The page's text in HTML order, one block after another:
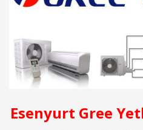
Esenyurt Gree